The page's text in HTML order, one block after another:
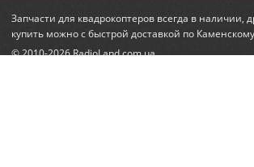
Запчасти для квадрокоптероввсегда в наличии,
купитьможно с быстрой доставкой по
© 2010-2026 RadioLand.com.ua